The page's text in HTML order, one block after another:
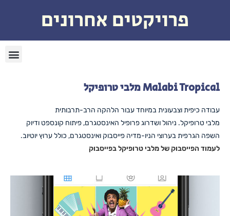
פרויקטים אחרונים
Malabi Tropical מלבי טרופיקל
עבודה כיפית וצבעונית במיוחד עבור הלהקה הרב-תרבותית
מלבי טרופיקל. ניהול ושדרוג פרופיל האינסטגרם, פיתוח קונספט ודיוק
השפה הגרפית בערוצי הניו-מדיה פייסבוק ואינסטגרם, כולל ערוץ יוטיוב.
לעמוד הפייסבוק של מלבי טרופיקל בפייסבוק